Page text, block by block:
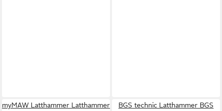
myMAW Latthammer Latthammer
BGS technic Latthammer BGS